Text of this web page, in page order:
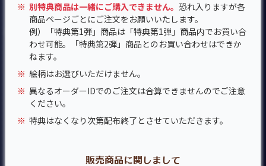
※ 別特典商品は一緒にご購入できません。 恐れ入りますが各
商品ページごとにご注文をお願いいたします。
例）「特典第1弾」商品は「特典第1弾」商品内でお買い合
わせ可能。「特典第2弾」商品とのお買い合わせはできか
ねます。
※ 絵柄はお選びいただけません。
※ 異なるオーダーIDでのご注文は合算できませんのでご注意
ください。
※ 特典はなくなり次第配布終了とさせていただきます。
販売商品に関しまして